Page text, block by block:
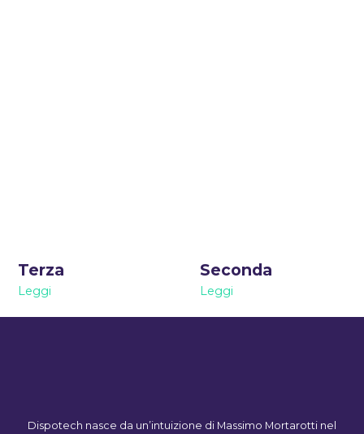
Terza
Leggi
Seconda
Leggi
Dispotech nasce da un’intuizione di Massimo Mortarotti nel